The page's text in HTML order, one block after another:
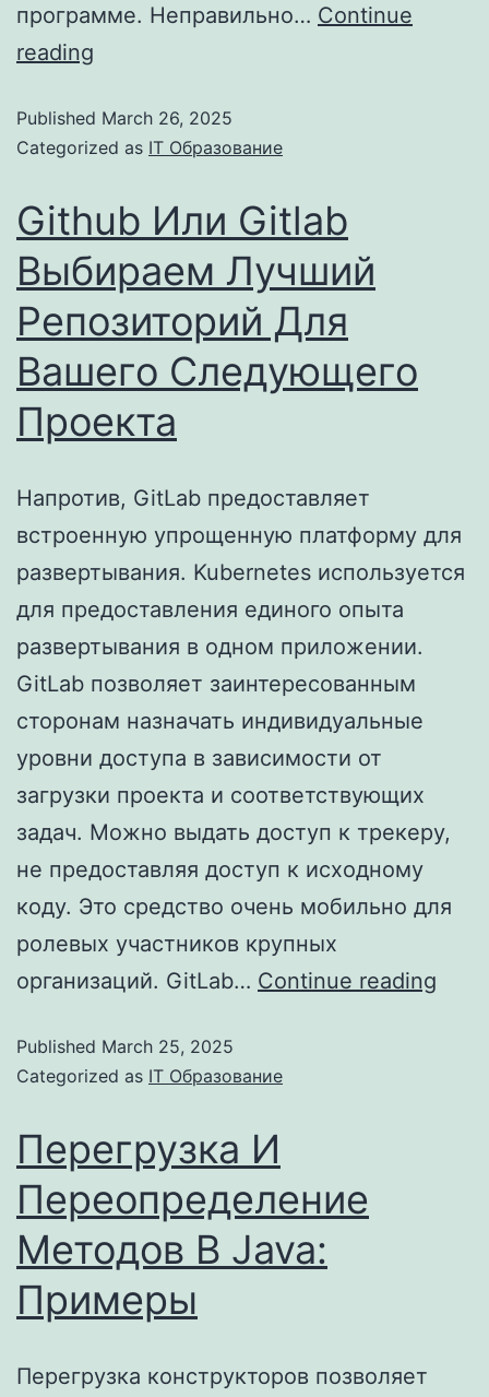
программе. Неправильно… Continue
reading
Published March 26, 2025
Categorized as IT Образование
Github Или Gitlab
Выбираем Лучший
Репозиторий Для
Вашего Следующего
Проекта
Напротив, GitLab предоставляет
встроенную упрощенную платформу для
развертывания. Kubernetes используется
для предоставления единого опыта
развертывания в одном приложении.
GitLab позволяет заинтересованным
сторонам назначать индивидуальные
уровни доступа в зависимости от
загрузки проекта и соответствующих
задач. Можно выдать доступ к трекеру,
не предоставляя доступ к исходному
коду. Это средство очень мобильно для
ролевых участников крупных
организаций. GitLab… Continue reading
Published March 25, 2025
Categorized as IT Образование
Перегрузка И
Переопределение
Методов В Java:
Примеры
Перегрузка конструкторов позволяет